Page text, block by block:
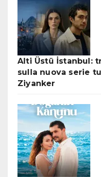
Alti Üstü İstanbul:
sulla nuova serie
Ziyanker